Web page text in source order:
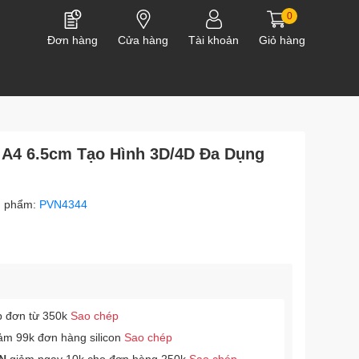
Đơn hàng Cửa hàng Tài khoản
0
Giỏ hàng
6.5cm Tạo Hình 3D/4D Đa Dụng
phẩm: PVN4344
đơn từ 350k Sao chép
99k đơn hàng silicon Sao chép